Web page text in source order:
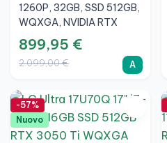
1260P, 32GB, SSD 512GB,
WQXGA, NVIDIA RTX
2050 4GB, Nero, A
899,95 €
2.099,00 € A
-57%
Nuovo